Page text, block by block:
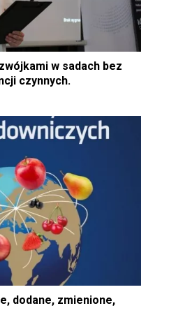
w sadach bez
czynnych.
dodane, zmienione,